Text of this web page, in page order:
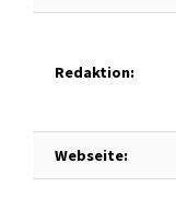
Redaktion:
Webseite: